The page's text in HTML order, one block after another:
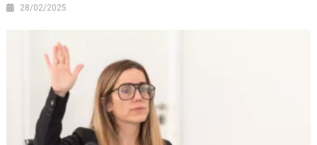
28/02/2025